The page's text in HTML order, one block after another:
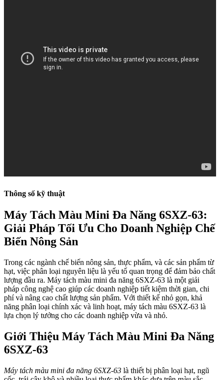
Thông số kỹ thuật
Máy Tách Màu Mini Đa Năng 6SXZ-63:
Giải Pháp Tối Ưu Cho Doanh Nghiệp Chế
Biến Nông Sản
Trong các ngành chế biến nông sản, thực phẩm, và các sản phẩm từ
hạt, việc phân loại nguyên liệu là yếu tố quan trọng để đảm bảo chất
lượng đầu ra. Máy tách màu mini đa năng 6SXZ-63 là một giải
pháp công nghệ cao giúp các doanh nghiệp tiết kiệm thời gian, chi
phí và nâng cao chất lượng sản phẩm. Với thiết kế nhỏ gọn, khả
năng phân loại chính xác và linh hoạt, máy tách màu 6SXZ-63 là
lựa chọn lý tưởng cho các doanh nghiệp vừa và nhỏ.
Giới Thiệu Máy Tách Màu Mini Đa Năng
6SXZ-63
Máy tách màu mini đa năng 6SXZ-63 là thiết bị phân loại hạt, ngũ